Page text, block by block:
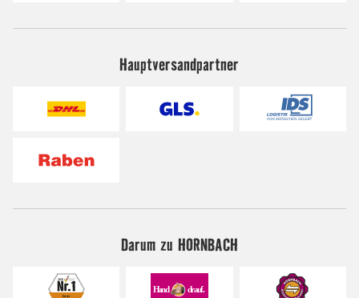
Hauptversandpartner
Darum zu HORNBACH